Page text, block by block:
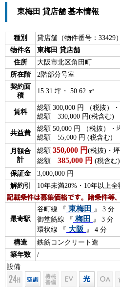
東梅田 貸店舗 基本情報
種別
貸店舗（物件番号：33429）
物件名
東梅田 貸店舗
住所
大阪市北区角田町
所在階
2階部分号室
契約面
積
15.31 坪・ 50.62 ㎡
賃料
総額 300,000 円 （税抜）
総額 330,000 円(税含む)
共益費
総額 50,000 円 （税抜）・
総額 55,000 円 (税含む)
月額合
計
総額 350,000 円 (税抜)・
総額 385,000 円 (税含む)
保証金
3,000,000 円
解約引
10年未満20%・10年以上全
最寄駅
谷町線 『 東梅田
』 3 分
御堂筋線 『 梅田
』 3 分
環状線 『 大阪 』 4 分
構造
鉄筋コンクリート造
築年数
/
設備